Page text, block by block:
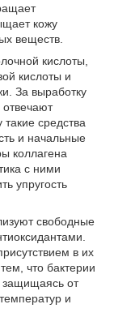
кожу
веществ.
кислоты,
кислоты и
За выработку
средства
и начальные
коллагена
с ними
упругость
свободные
в их
что бактерии
от
и